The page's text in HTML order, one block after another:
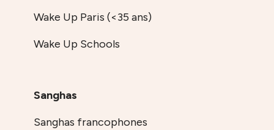
Wake Up Paris (<35 ans)
Wake Up Schools
Sanghas
Sanghas francophones